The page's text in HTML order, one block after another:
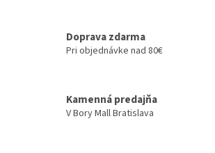
Doprava zdarma
Pri objednávke nad 80€
Kamenná predajňa
V Bory Mall Bratislava